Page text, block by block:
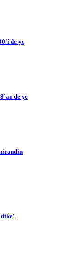
de ye
de ye